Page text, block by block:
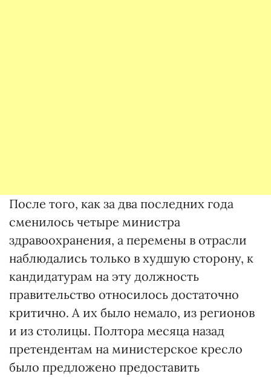
После того, как за два последних года
сменилось четыре министра
здравоохранения, а перемены в отрасли
наблюдались только в худшую сторону, к
кандидатурам на эту должность
правительство относилось достаточно
критично. А их было немало, из регионов
и из столицы. Полтора месяца назад
претендентам на министерское кресло
было предложено предоставить